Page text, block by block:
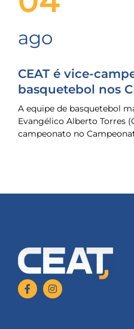
ago
CEAT é vice-
basquetebol nos
A equipe de basquetebol
Evangélico Alberto Torres
campeonato no